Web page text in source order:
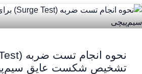
تشخیص شکست عایق